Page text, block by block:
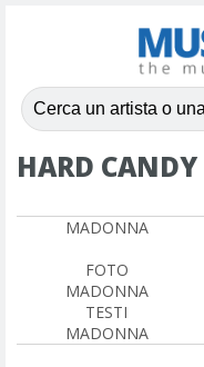
HARD CANDY
MADONNA
FOTO
MADONNA
TESTI
MADONNA